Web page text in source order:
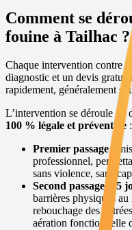
Comment se
fouine à Tailhac ?
Chaque intervention contre
diagnostic et un devis
rapidement, généralement
L’intervention se déroule en
100 % légale et préventive :
Premier passage :
professionnel,
sans violence, sans
Second passage (15
barrières physiques au
rebouchage des
aération fonctionnelle